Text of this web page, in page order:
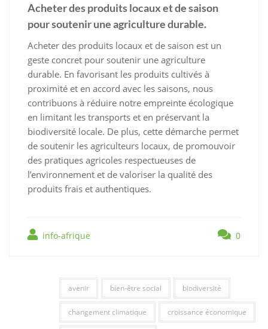
Acheter des produits locaux et de saison
pour soutenir une agriculture durable.
Acheter des produits locaux et de saison est un
geste concret pour soutenir une agriculture
durable. En favorisant les produits cultivés à
proximité et en accord avec les saisons, nous
contribuons à réduire notre empreinte écologique
en limitant les transports et en préservant la
biodiversité locale. De plus, cette démarche permet
de soutenir les agriculteurs locaux, de promouvoir
des pratiques agricoles respectueuses de
l’environnement et de valoriser la qualité des
produits frais et authentiques.
info-afrique 0
avenir bien-être social biodiversité
changement climatique croissance économique